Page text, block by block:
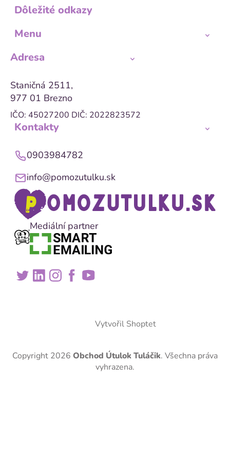
Dôležité odkazy
Menu
Adresa
Staničná 2511,
977 01 Brezno
IČO: 45027200 DIČ: 2022823572
Kontakty
0903984782
info@pomozutulku.sk
Mediální partner
Vytvořil Shoptet
Copyright 2026 Obchod Útulok Tuláčik. Všechna práva
vyhrazena.